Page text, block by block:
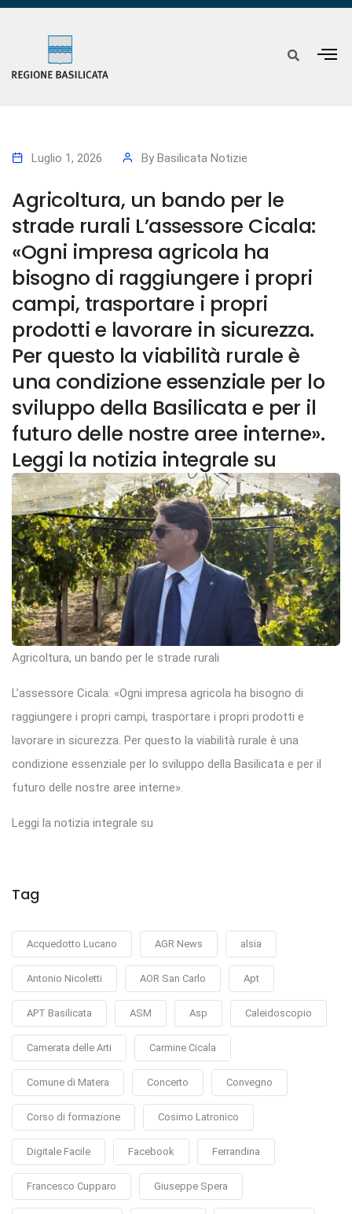
Luglio 1, 2026 By Basilicata Notizie
Agricoltura, un bando per le
strade rurali L’assessore Cicala:
«Ogni impresa agricola ha
bisogno di raggiungere i propri
campi, trasportare i propri
prodotti e lavorare in sicurezza.
Per questo la viabilità rurale è
una condizione essenziale per lo
sviluppo della Basilicata e per il
futuro delle nostre aree interne».
Leggi la notizia integrale su
Agricoltura, un bando per le strade rurali
L’assessore Cicala: «Ogni impresa agricola ha bisogno di
raggiungere i propri campi, trasportare i propri prodotti e
lavorare in sicurezza. Per questo la viabilità rurale è una
condizione essenziale per lo sviluppo della Basilicata e per il
futuro delle nostre aree interne».
Leggi la notizia integrale su
Tag
Acquedotto Lucano AGR News alsia
Antonio Nicoletti AOR San Carlo Apt
APT Basilicata ASM Asp Caleidoscopio
Camerata delle Arti Carmine Cicala
Comune di Matera Concerto Convegno
Corso di formazione Cosimo Latronico
Digitale Facile Facebook Ferrandina
Francesco Cupparo Giuseppe Spera